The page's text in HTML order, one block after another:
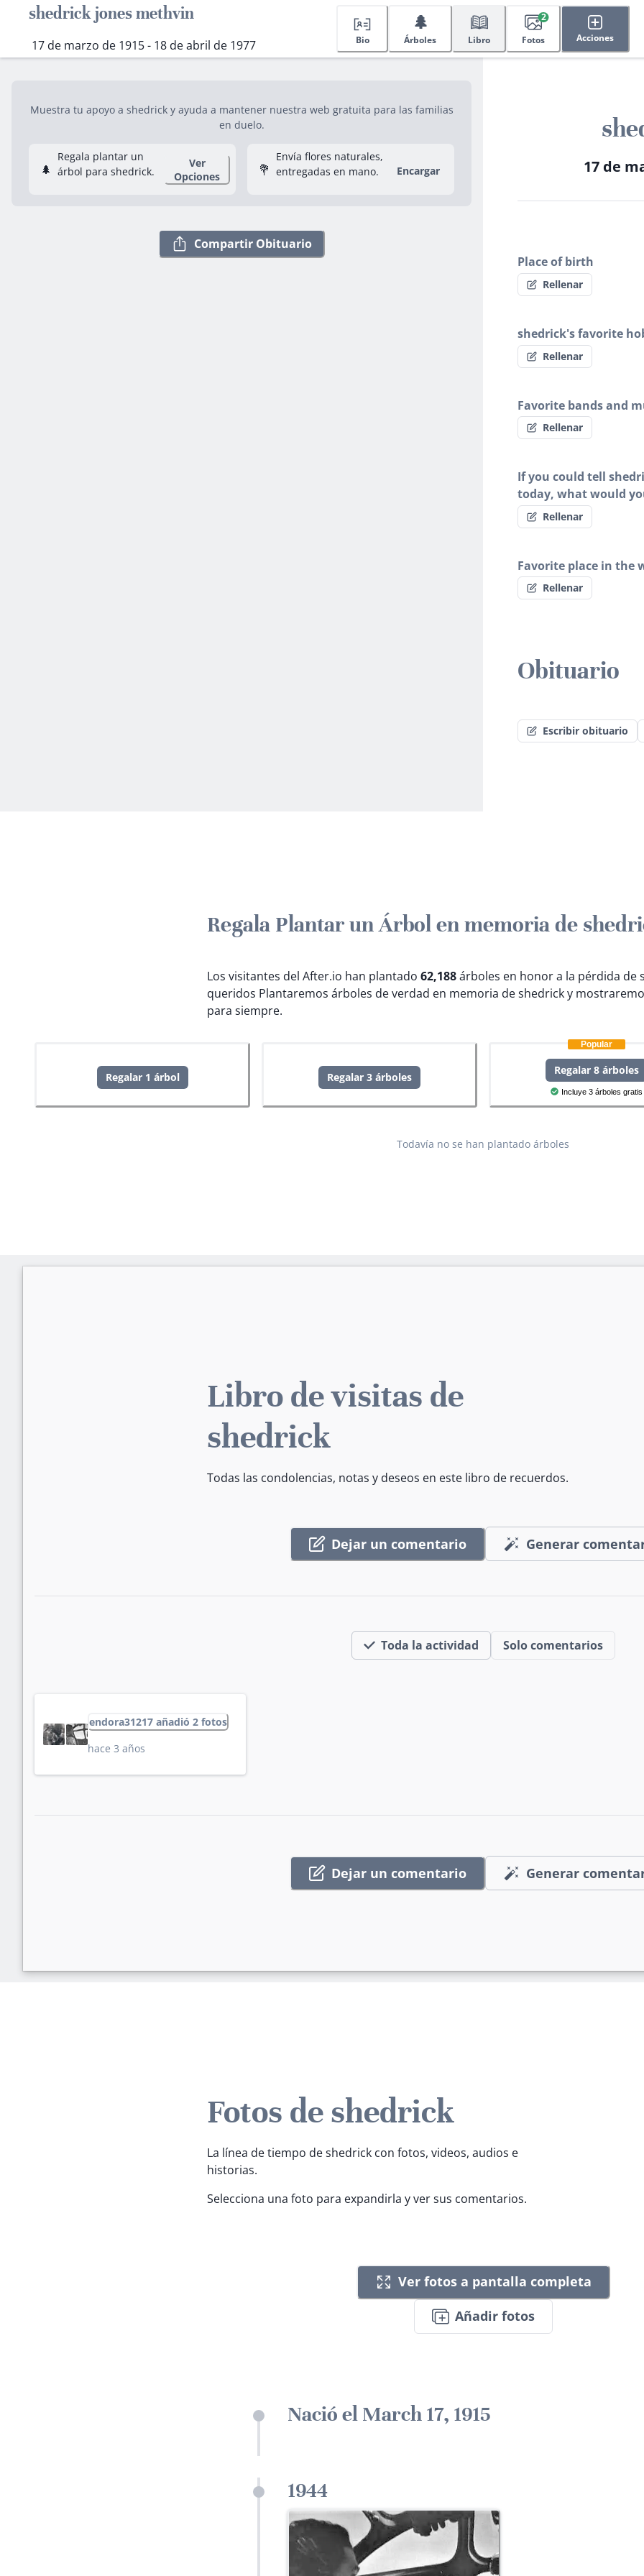
shedrick jones methvin
17 de marzo de 1915 - 18 de abril de 1977 Bio
🌲
Árboles Libro Fotos
2
Acciones
Muestra tu apoyo a shedrick y ayuda a mantener nuestra web gratuita para las familias
en duelo.
🌲
Regala plantar un
árbol para shedrick.
Ver
Opciones
💐
Envía flores naturales,
entregadas en mano.
Encargar
Compartir Obituario
17 de
Place of birth
Rellenar
shedrick's favorite
Rellenar
Favorite bands and
Rellenar
If you could tell
today, what would
Rellenar
Favorite place in the
Rellenar
Obituario
Escribir obituario
Regala Plantar un Árbol en memoria de
Los visitantes del After.io han plantado 62,188árboles en honor a la pérdida de
queridos Plantaremos árboles de verdad en memoria de shedrick y
para siempre.
Regalar 1 árbol Regalar 3 árboles
Popular
Regalar 8 árboles
Incluye 3 árboles gratis
Todavía no se han plantado árboles
Libro de visitas de
shedrick
Todas las condolencias, notas y deseos en este libro de recuerdos.
Dejar un comentario Generar
Toda la actividad Solo comentarios
endora31217 añadió 2 fotos
hace 3 años
Dejar un comentario Generar
Fotos de shedrick
La línea de tiempo de shedrick con fotos, videos, audios e
historias.
Selecciona una foto para expandirla y ver sus comentarios.
Ver fotos a pantalla completa
Añadir fotos
Nació el March 17, 1915
1944